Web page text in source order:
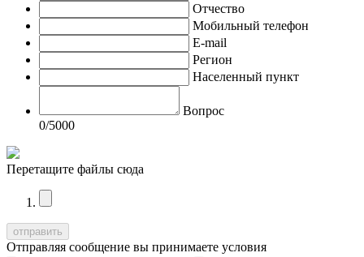
Отчество
Мобильный телефон
E-mail
Регион
Населенный пункт
Вопрос
0/5000
Перетащите файлы сюда
Отправляя сообщение вы принимаете условия